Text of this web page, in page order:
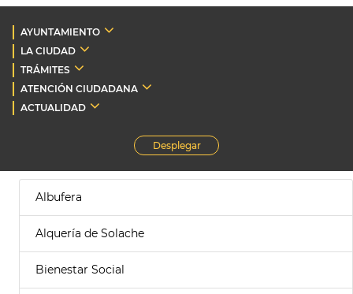
AYUNTAMIENTO
LA CIUDAD
TRÁMITES
ATENCIÓN CIUDADANA
ACTUALIDAD
Desplegar
Albufera
Alquería de Solache
Bienestar Social